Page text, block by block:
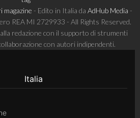
magazine - Edito in Italia da AdHub Media -
REA MI 2729933 - All Rights Reserved.
redazione con il supporto di strumenti
con autori indipendenti.
Italia